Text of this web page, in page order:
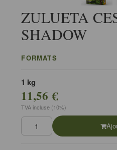
ZULUETA
SHADOW
FORMATS
1 kg
11,56 €
TVA incluse (10%)